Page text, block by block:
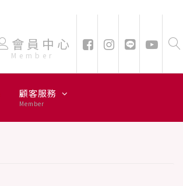
會員中心
Member
顧客服務
Member